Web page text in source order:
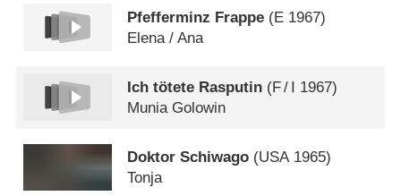
Pfefferminz Frappe (E 1967)
Elena /​ Ana
Ich tötete Rasputin (F/ I 1967)
Munia Golowin
Doktor Schiwago (USA1965)
Tonja